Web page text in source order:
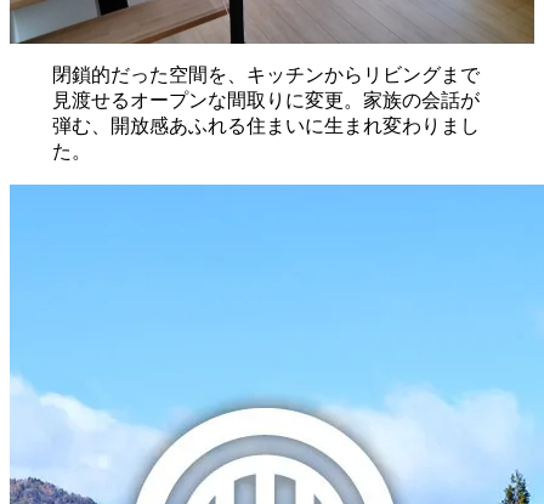
閉鎖的だった空間を、キッチンからリビングまで
見渡せるオープンな間取りに変更。家族の会話が
弾む、開放感あふれる住まいに生まれ変わりまし
た。